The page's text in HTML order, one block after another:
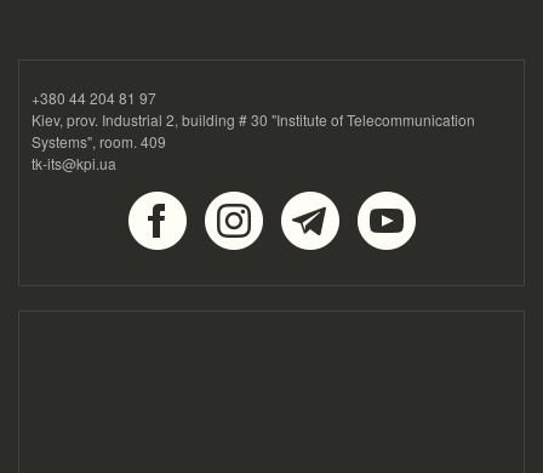
+380 44 204 81 97
Kiev, prov. Industrial 2, building # 30 "Institute of Telecommunication
Systems", room. 409
tk-its@kpi.ua